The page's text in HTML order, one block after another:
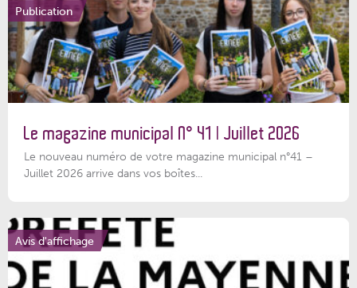
Publication
Le magazine municipal N° 41 | Juillet 2026
Le nouveau numéro de votre magazine municipal n°41 –
Juillet 2026 arrive dans vos boîtes...
Avis d'affichage